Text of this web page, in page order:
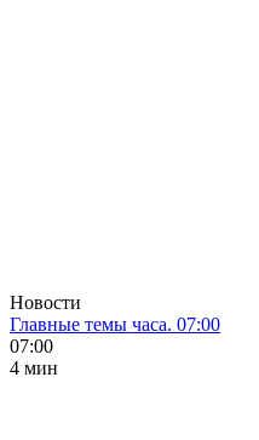
Новости
Главные темы часа. 07:00
07:00
4 мин